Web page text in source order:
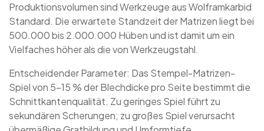
Produktionsvolumen sind Werkzeuge aus Wolframkarbid
Standard. Die erwartete Standzeit der Matrizen liegt bei
500.000 bis 2.000.000 Hüben und ist damit um ein
Vielfaches höher als die von Werkzeugstahl.
Entscheidender Parameter: Das Stempel-Matrizen-
Spiel von 5–15 % der Blechdicke pro Seite bestimmt die
Schnittkantenqualität. Zu geringes Spiel führt zu
sekundären Scherungen; zu großes Spiel verursacht